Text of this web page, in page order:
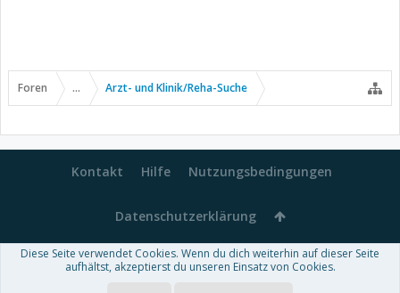
Foren ... Arzt- und Klinik/Reha-Suche
Kontakt Hilfe Nutzungsbedingungen
Datenschutzerklärung
Forum software by XenForo™-Deutsch von xenDach
Diese Seite verwendet Cookies. Wenn du dich weiterhin auf dieser Seite
aufhältst, akzeptierst du unseren Einsatz von Cookies.